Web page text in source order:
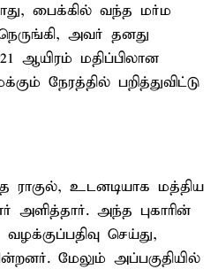
பைக்கில் வந்த மர்ம
அவர் தனது
ஆயிரம் மதிப்பிலான
நேரத்தில் பறித்துவிட்டு
ராகுல், உடனடியாக மத்திய
அளித்தார். அந்த புகாரின்
செய்து,
மேலும் அப்பகுதியில்